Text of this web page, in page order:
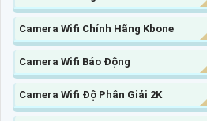
Camera Wifi Chính Hãng Kbone
Camera Wifi Báo Động
Camera Wifi Độ Phân Giải 2K